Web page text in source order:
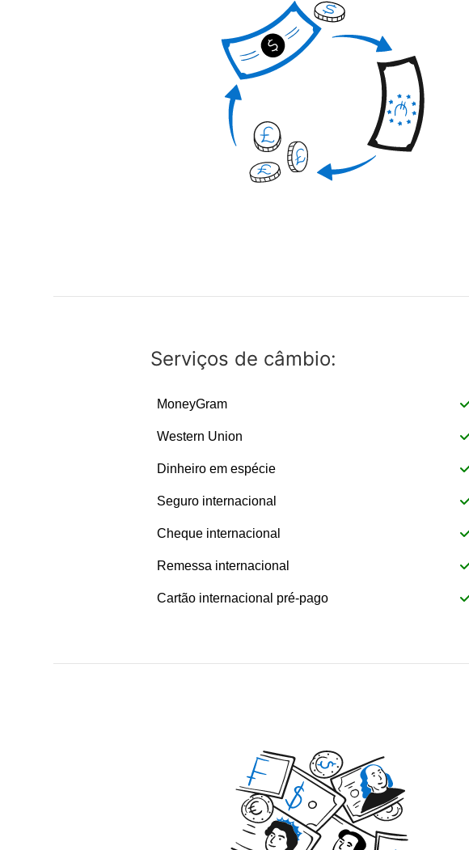
Serviços de câmbio:
MoneyGram
Western Union
Dinheiro em espécie
Seguro internacional
Cheque internacional
Remessa internacional
Cartão internacional pré-pago